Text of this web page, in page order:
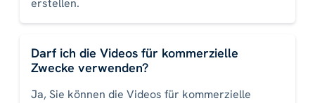
erstellen.
Darf ich die Videos für kommerzielle
Zwecke verwenden?
Ja, Sie können die Videos für kommerzielle